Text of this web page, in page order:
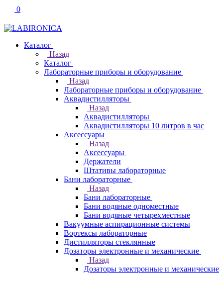
0
Каталог
Назад
Каталог
Лабораторные приборы и оборудование
Назад
Лабораторные приборы и оборудование
Аквадистилляторы
Назад
Аквадистилляторы
Аквадистилляторы 10 литров в час
Аксессуары
Назад
Аксессуары
Держатели
Штативы лабораторные
Бани лабораторные
Назад
Бани лабораторные
Бани водяные одноместные
Бани водяные четырехместные
Вакуумные аспирационные системы
Вортексы лабораторные
Дистилляторы стеклянные
Дозаторы электронные и механические
Назад
Дозаторы электронные и механические